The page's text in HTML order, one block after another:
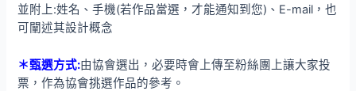
並附上:姓名、手機(若作品當選，才能通知到您)、E-mail，也
可闡述其設計概念
＊甄選方式:由協會選出，必要時會上傳至粉絲團上讓大家投
票，作為協會挑選作品的參考。